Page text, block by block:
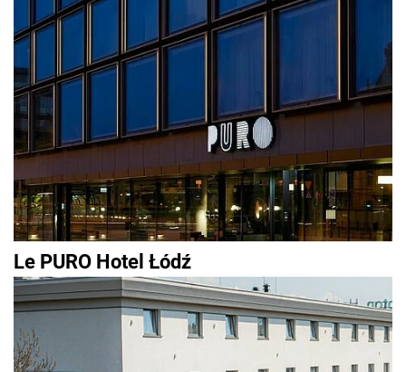
Le PURO Hotel Łódź